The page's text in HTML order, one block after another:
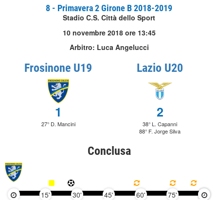
8 - Primavera 2 Girone B 2018-2019
Stadio C.S. Città dello Sport
10 novembre 2018 ore 13:45
Arbitro: Luca Angelucci
Frosinone U19
1
27° D. Mancini
Lazio U20
2
38° L. Capanni
88° F. Jorge Silva
Conclusa
15' 30' 45' 60' 75' 90'